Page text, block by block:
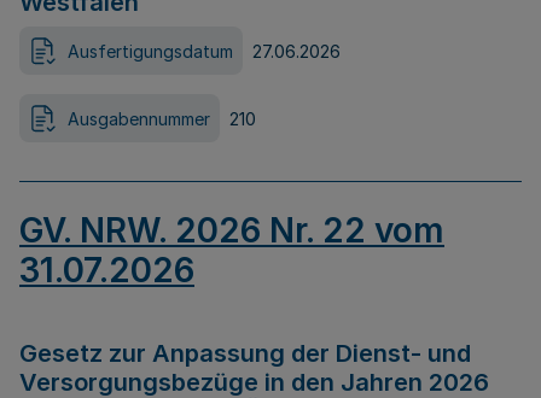
Ausfertigungsdatum 27.06.2026
Ausgabennummer 210
GV. NRW. 2026 Nr. 22 vom
31.07.2026
Gesetz zur Anpassung der Dienst- und
Versorgungsbezüge in den Jahren 2026